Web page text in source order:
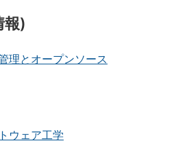
報)
理とオープンソース
ウェア工学